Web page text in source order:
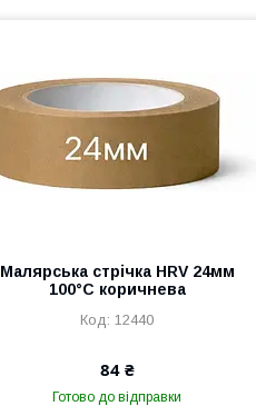
Малярська стрічка HRV 24мм
100°С коричнева
12440
84 ₴
Готово до відправки